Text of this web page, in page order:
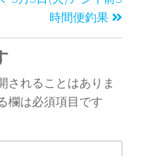
時間便釣果
されることはありま
欄は必須項目です